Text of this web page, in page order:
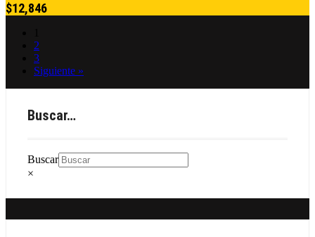
$12,846
2
3
Siguiente »
Buscar…
Buscar
×